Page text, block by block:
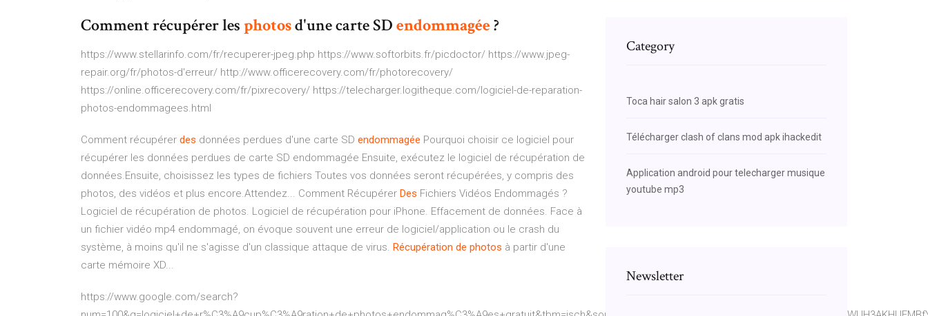
Comment récupérer lesphotosd'une carte SDendommagée?
https://www.stellarinfo.com/fr/recuperer-jpeg.php https://www.softorbits.fr/picdoctor/ https://www.jpeg-
repair.org/fr/photos-d'erreur/ http://www.officerecovery.com/fr/photorecovery/
https://online.officerecovery.com/fr/pixrecovery/ https://telecharger.logitheque.com/logiciel-de-reparation-
photos-endommagees.html
Comment récupérer des données perdues d'une carte SD endommagée Pourquoi choisir ce logiciel pour
récupérer les données perdues de carte SD endommagée Ensuite, exécutez le logiciel de récupération de
données.Ensuite, choisissez les types de fichiers Toutes vos données seront récupérées, y compris des
photos, des vidéos et plus encore.Attendez... Comment Récupérer Des Fichiers Vidéos Endommagés ?
Logiciel de récupération de photos. Logiciel de récupération pour iPhone. Effacement de données. Face à
un fichier vidéo mp4 endommagé, on évoque souvent une erreur de logiciel/application ou le crash du
système, à moins qu'il ne s'agisse d'un classique attaque de virus. Récupération de photos à partir d'une
carte mémoire XD...
https://www.google.com/search?
Category
Toca hair salon 3 apk gratis
Télécharger clash of clans mod apk ihackedit
Application android pour telecharger musique
youtube mp3
Newsletter